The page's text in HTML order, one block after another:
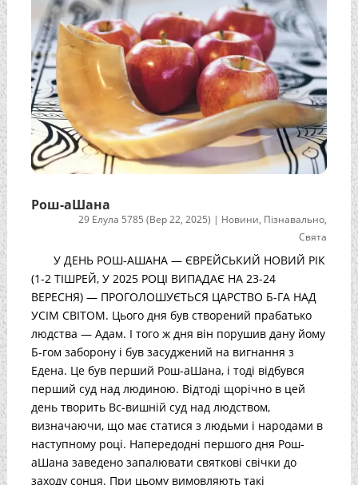
Рош-аШана
29 Елула 5785 (Вер 22, 2025) | Новини, Пізнавально,
Свята
У ДЕНЬ РОШ-АШАНА — ЄВРЕЙСЬКИЙ НОВИЙ РІК
(1-2 ТІШРЕЙ, У 2025 РОЦІ ВИПАДАЄ НА 23-24
ВЕРЕСНЯ) — ПРОГОЛОШУЄТЬСЯ ЦАРСТВО Б-ГА НАД
УСІМ СВІТОМ. Цього дня був створений прабатько
людства — Адам. І того ж дня він порушив дану йому
Б-гом заборону і був засуджений на вигнання з
Едена. Це був перший Рош-аШана, і тоді відбувся
перший суд над людиною. Відтоді щорічно в цей
день творить Вс-вишній суд над людством,
визначаючи, що має статися з людьми і народами в
наступному році. Напередодні першого дня Рош-
аШана заведено запалювати святкові свічки до
заходу сонця. При цьому вимовляють такі